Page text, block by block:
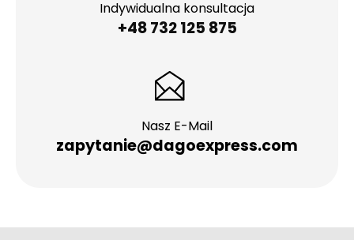
Indywidualna konsultacja
+48 732 125 875